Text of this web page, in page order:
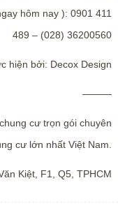
hôm nay ): 0901 411
489 – (028) 36200560
hiện bởi: Decox Design
———
cư trọn gói chuyên
cư lớn nhất Việt Nam.
Kiệt, F1, Q5, TPHCM